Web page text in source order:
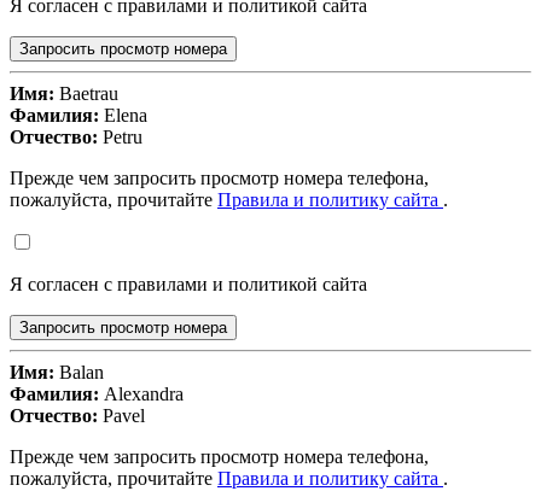
Я согласен с правилами и политикой сайта
Запросить просмотр номера
Имя: Baetrau
Фамилия: Elena
Отчество: Petru
Прежде чем запросить просмотр номера телефона,
пожалуйста, прочитайте Правила и политику сайта .
Я согласен с правилами и политикой сайта
Запросить просмотр номера
Имя: Balan
Фамилия: Alexandra
Отчество: Pavel
Прежде чем запросить просмотр номера телефона,
пожалуйста, прочитайте Правила и политику сайта .